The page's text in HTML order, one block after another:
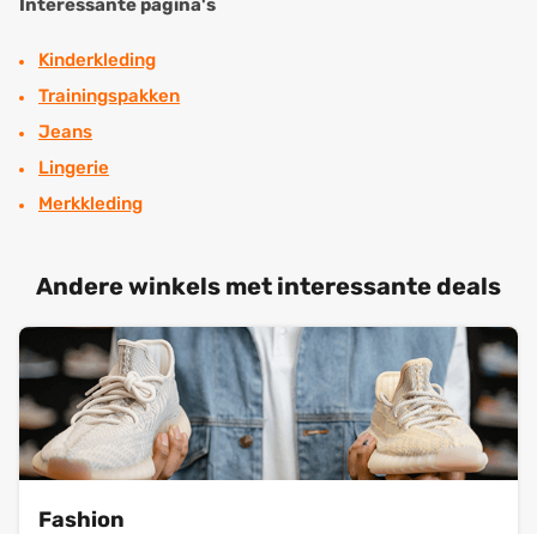
Interessante pagina's
Kinderkleding
Trainingspakken
Jeans
Lingerie
Merkkleding
Andere winkels met interessante deals
Fashion